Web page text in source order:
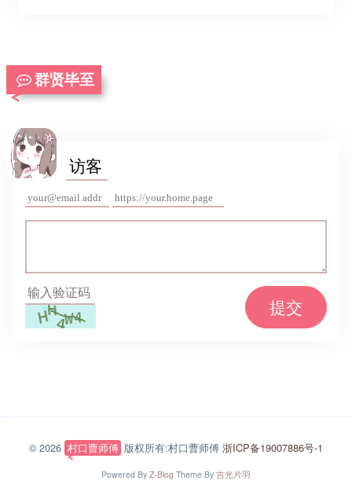
群贤毕至
提交
© 2026 村口曹师傅 版权所有:村口曹师傅浙ICP备19007886号-1
Powered By Z-Blog Theme By 吉光片羽